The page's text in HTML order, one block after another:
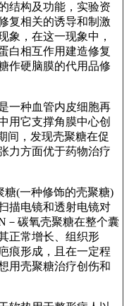
结构及功能，实验资
复相关的诱导和制激
象，在这一现象中，
白相互作用建造修复
作硬脑膜的代用品修
一种血管内皮细胞再
用它支撑角膜中心创
间，发现壳聚糖在促
力方面优于药物治疗
糖(一种修饰的壳聚糖)
描电镜和透射电镜对
－碳氧壳聚糖在整个囊
正常增长、组织形
痕形成，且在一定程
用壳聚糖治疗创伤和